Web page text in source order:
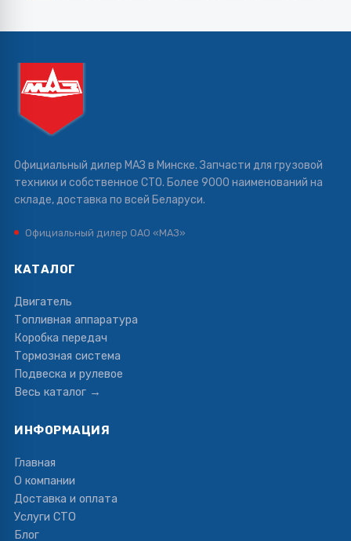
Официальный дилер МАЗ в Минске. Запчасти для грузовой
техники и собственное СТО. Более 9000 наименований на
складе, доставка по всей Беларуси.
Официальный дилер ОАО «МАЗ»
КАТАЛОГ
Двигатель
Топливная аппаратура
Коробка передач
Тормозная система
Подвеска и рулевое
Весь каталог →
ИНФОРМАЦИЯ
Главная
О компании
Доставка и оплата
Услуги СТО
Блог